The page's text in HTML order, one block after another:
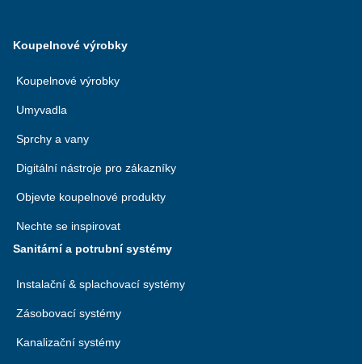
Koupelnové výrobky
Koupelnové výrobky
Umyvadla
Sprchy a vany
Digitální nástroje pro zákazníky
Objevte koupelnové produkty
Nechte se inspirovat
Sanitární a potrubní systémy
Instalační & splachovací systémy
Zásobovací systémy
Kanalizační systémy